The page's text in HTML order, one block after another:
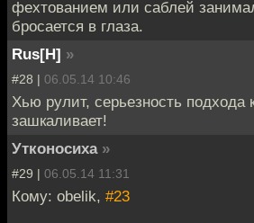
фехтованием или саблей
бросается в глаза.
Rus[H] »
#28 | 06.05.14 10:46
Хью рулит, серьезность подхода
зашкаливает!
Утконосиха »
#29 | 06.05.14 11:31
Кому: obelik, #23